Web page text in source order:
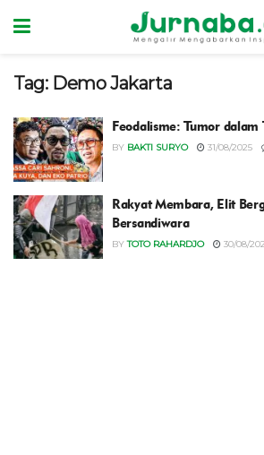
Tag: Demo Jakarta
Feodalisme: Tumor dalam
BY BAKTI SURYO 31/08/2025
Rakyat Membara, Elit
Bersandiwara
BY TOTO RAHARDJO 30/08/